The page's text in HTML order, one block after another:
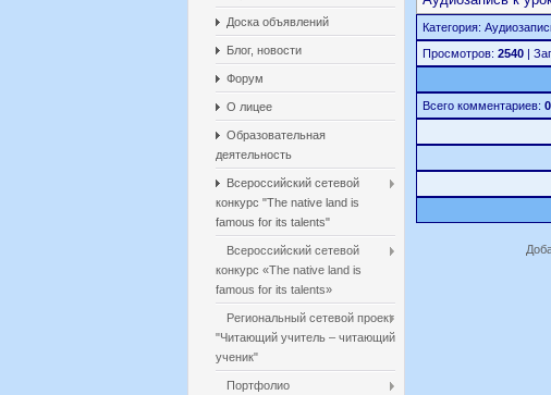
Доска объявлений
Блог, новости
Форум
О лицее
Образовательная
деятельность
Всероссийский сетевой
конкурс "The native land is
famous for its talents"
Всероссийский сетевой
конкурс «The native land is
famous for its talents»
Региональный сетевой проект
"Читающий учитель – читающий
ученик"
Портфолио
Категория:
Просмотров: 2540 |
Всего комментариев: 0